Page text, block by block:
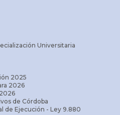
Universitaria
2025
2026
de Córdoba
de Ejecución - Ley 9.880